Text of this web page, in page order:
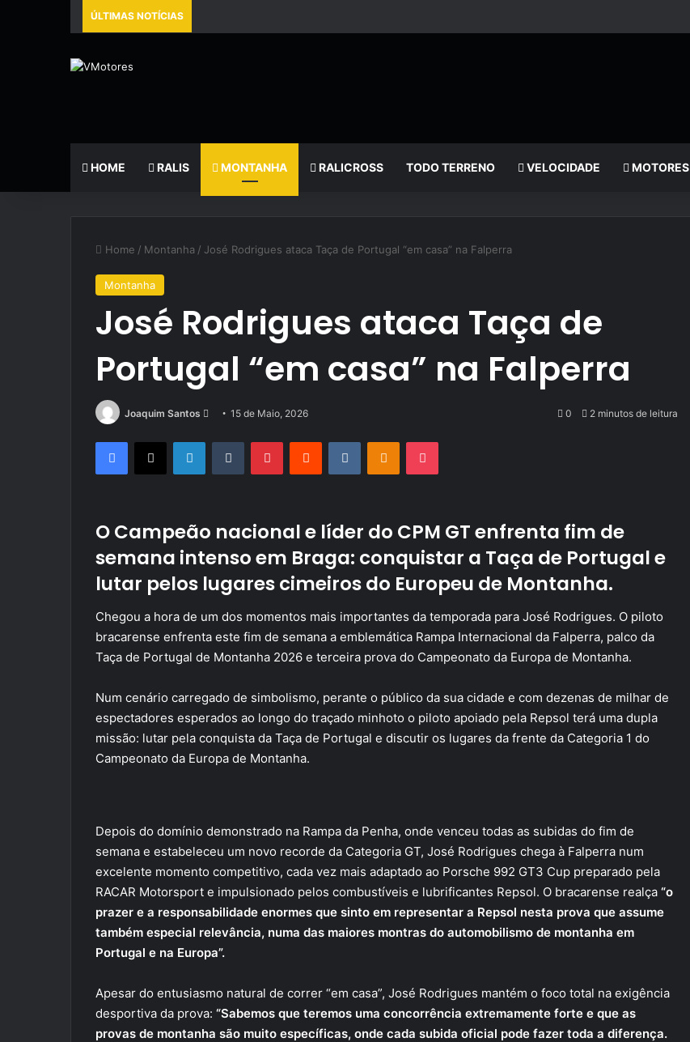
ÚLTIMAS NOTÍCIAS
HOME RALIS MONTANHA RALICROSS TODO TERRENO VELOCIDADE MOTORES
Home / Montanha / José Rodrigues ataca Taça de Portugal “em casa” na Falperra
Montanha
José Rodrigues ataca Taça de
Portugal “em casa” na Falperra
Joaquim Santos
Send
email
15 de Maio, 2026 0 2 minutos de leitura
Facebook
X LinkedInTumblr PinterestReddit VKontakteOdnoklassniki
Pocket
O Campeão nacional e líder do CPM GT enfrenta fim de
semana intenso em Braga: conquistar a Taça de Portugal e
lutar pelos lugares cimeiros do Europeu de Montanha.
Chegou a hora de um dos momentos mais importantes da temporada para José Rodrigues. O piloto
bracarense enfrenta este fim de semana a emblemática Rampa Internacional da Falperra, palco da
Taça de Portugal de Montanha 2026 e terceira prova do Campeonato da Europa de Montanha.
Num cenário carregado de simbolismo, perante o público da sua cidade e com dezenas de milhar de
espectadores esperados ao longo do traçado minhoto o piloto apoiado pela Repsol terá uma dupla
missão: lutar pela conquista da Taça de Portugal e discutir os lugares da frente da Categoria 1 do
Campeonato da Europa de Montanha.
Depois do domínio demonstrado na Rampa da Penha, onde venceu todas as subidas do fim de
semana e estabeleceu um novo recorde da Categoria GT, José Rodrigues chega à Falperra num
excelente momento competitivo, cada vez mais adaptado ao Porsche 992 GT3 Cup preparado pela
RACAR Motorsport e impulsionado pelos combustíveis e lubrificantes Repsol. O bracarense realça “o
prazer e a responsabilidade enormes que sinto em representar a Repsol nesta prova que assume
também especial relevância, numa das maiores montras do automobilismo de montanha em
Portugal e na Europa”.
Apesar do entusiasmo natural de correr “em casa”, José Rodrigues mantém o foco total na exigência
desportiva da prova: “Sabemos que teremos uma concorrência extremamente forte e que as
provas de montanha são muito específicas, onde cada subida oficial pode fazer toda a diferença.